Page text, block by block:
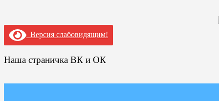
Версия слабовидящим!
Наша страничка ВК и ОК